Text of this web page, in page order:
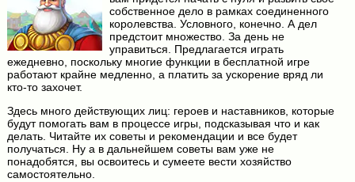
собственное дело в рамках соединенного
королевства. Условного, конечно. А дел
предстоит множество. За день не
управиться. Предлагается играть
ежедневно, поскольку многие функции в бесплатной игре
работают крайне медленно, а платить за ускорение вряд ли
кто-то захочет.
Здесь много действующих лиц: героев и наставников, которые
будут помогать вам в процессе игры, подсказывая что и как
делать. Читайте их советы и рекомендации и все будет
получаться. Ну а в дальнейшем советы вам уже не
понадобятся, вы освоитесь и сумеете вести хозяйство
самостоятельно.